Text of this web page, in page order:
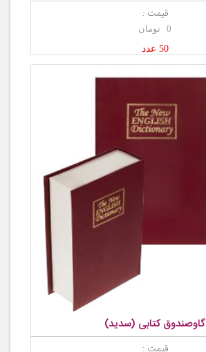
قیمت :
0 تومان
50 عدد
گاوصندوق کتابی (سدید)